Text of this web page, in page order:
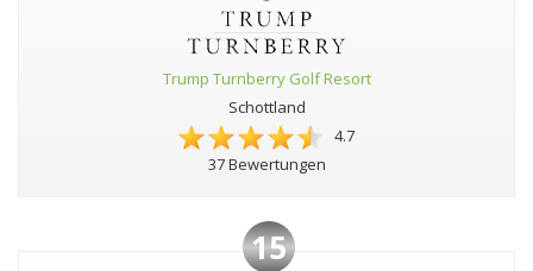
Trump Turnberry Golf Resort
Schottland
4.7
37 Bewertungen
15